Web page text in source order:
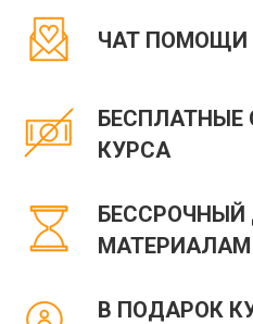
ЧАТ ПОМОЩИ
БЕСПЛАТНЫЕ
КУРСА
БЕССРОЧНЫЙ
В ПОДАРОК